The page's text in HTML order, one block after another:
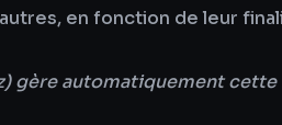
en fonction de leur
gère automatiquement